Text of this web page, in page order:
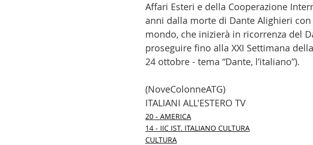
Affari Esteri e della Cooperazione
anni dalla morte di Dante Alighieri
mondo, che inizierà in ricorrenza del
proseguire fino alla XXI Settimana
24 ottobre - tema “Dante, l’italiano”).
(NoveColonneATG)
ITALIANI ALL'ESTERO TV
20 - AMERICA
14 - IIC IST. ITALIANO CULTURA
CULTURA